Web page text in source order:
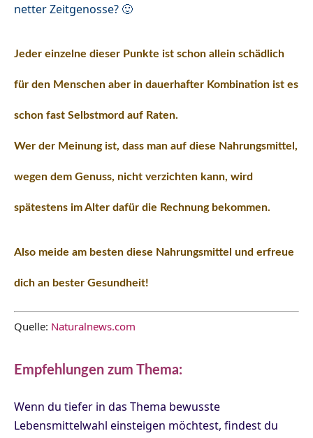
netter Zeitgenosse? 🙂
Jeder einzelne dieser Punkte ist schon allein schädlich
für den Menschen aber in dauerhafter Kombination ist es
schon fast Selbstmord auf Raten.
Wer der Meinung ist, dass man auf diese Nahrungsmittel,
wegen dem Genuss, nicht verzichten kann, wird
spätestens im Alter dafür die Rechnung bekommen.
Also meide am besten diese Nahrungsmittel und erfreue
dich an bester Gesundheit!
Quelle: Naturalnews.com
Empfehlungen zum Thema:
Wenn du tiefer in das Thema bewusste
Lebensmittelwahl einsteigen möchtest, findest du